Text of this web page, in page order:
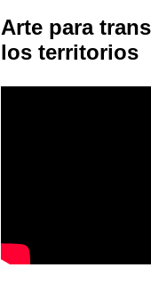
Arte para
los territorios